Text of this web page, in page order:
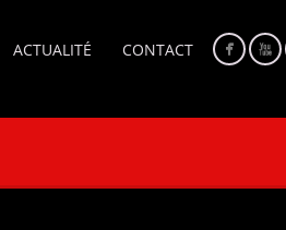
ACTUALITÉ CONTACT